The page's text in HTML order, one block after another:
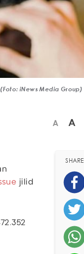
iNews Media Group)
A A
jilid
SHARE